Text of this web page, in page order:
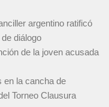
argentino ratificó
diálogo
de la joven acusada
en la cancha de
Torneo Clausura